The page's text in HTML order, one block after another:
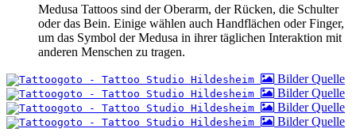
Medusa Tattoos sind der Oberarm, der Rücken, die Schulter
oder das Bein. Einige wählen auch Handflächen oder Finger,
um das Symbol der Medusa in ihrer täglichen Interaktion mit
anderen Menschen zu tragen.
Bilder Quelle
Bilder Quelle
Bilder Quelle
Bilder Quelle